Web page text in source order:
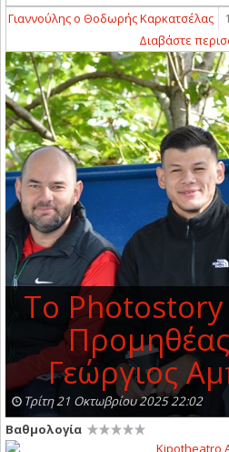
Θοδωρής Καρκατσέλας 15:03 -
Διαβάστε
To
Γεώργιος
Τρίτη 21 Οκτωβρίου 2025 22:02
Βαθμολογία